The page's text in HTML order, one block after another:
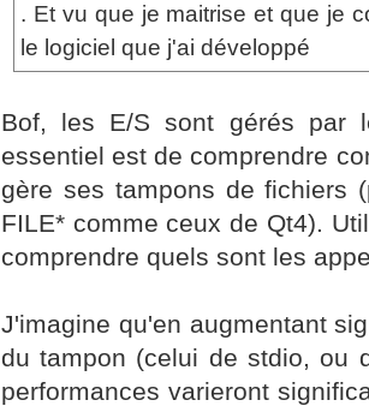
. Et vu que je maitrise et que je
le logiciel que j'ai développé
Bof, les E/S sont gérés par
essentiel est de comprendre
gère ses tampons de fichiers
FILE* comme ceux de Qt4).
comprendre quels sont les
J'imagine qu'en augmentant
du tampon (celui de stdio, ou
performances varieront